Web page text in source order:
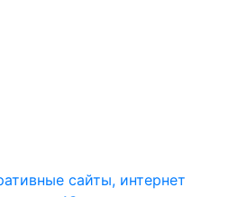
сайты, интернет